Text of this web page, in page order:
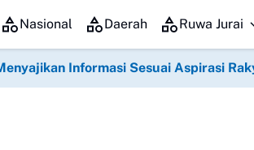
Dewan Perwakilan Ranting (DPRt), dan
Nasional Daerah Ruwa Jurai
Informasi Sesuai Aspirasi